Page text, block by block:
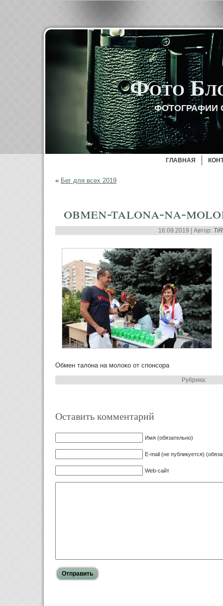
Фото
ФОТОГРАФИИ
ГЛАВНАЯ
« Бег для всех 2019
obmen-talona-na-
16.09.2019 | Автор:
Обмен талона на молоко от спонсора
Рубрика:
Оставить комментарий
Имя (обязательно)
E-mail (не публикуется)
Web-сайт